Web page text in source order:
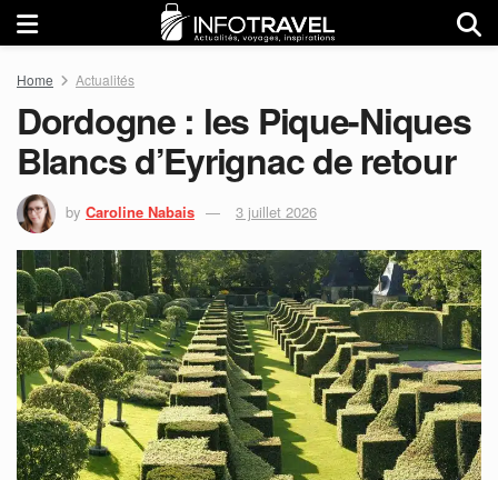
Home Actualités
Dordogne : les Pique-Niques
Blancs d’Eyrignac de retour
by Caroline Nabais 3 juillet 2026